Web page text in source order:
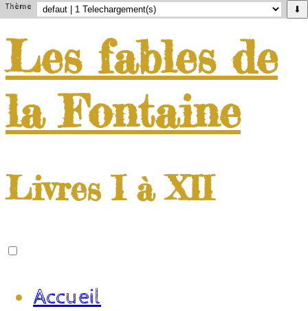
Thème ⬇
Les fables de
la Fontaine
Livres I à XII
Accueil